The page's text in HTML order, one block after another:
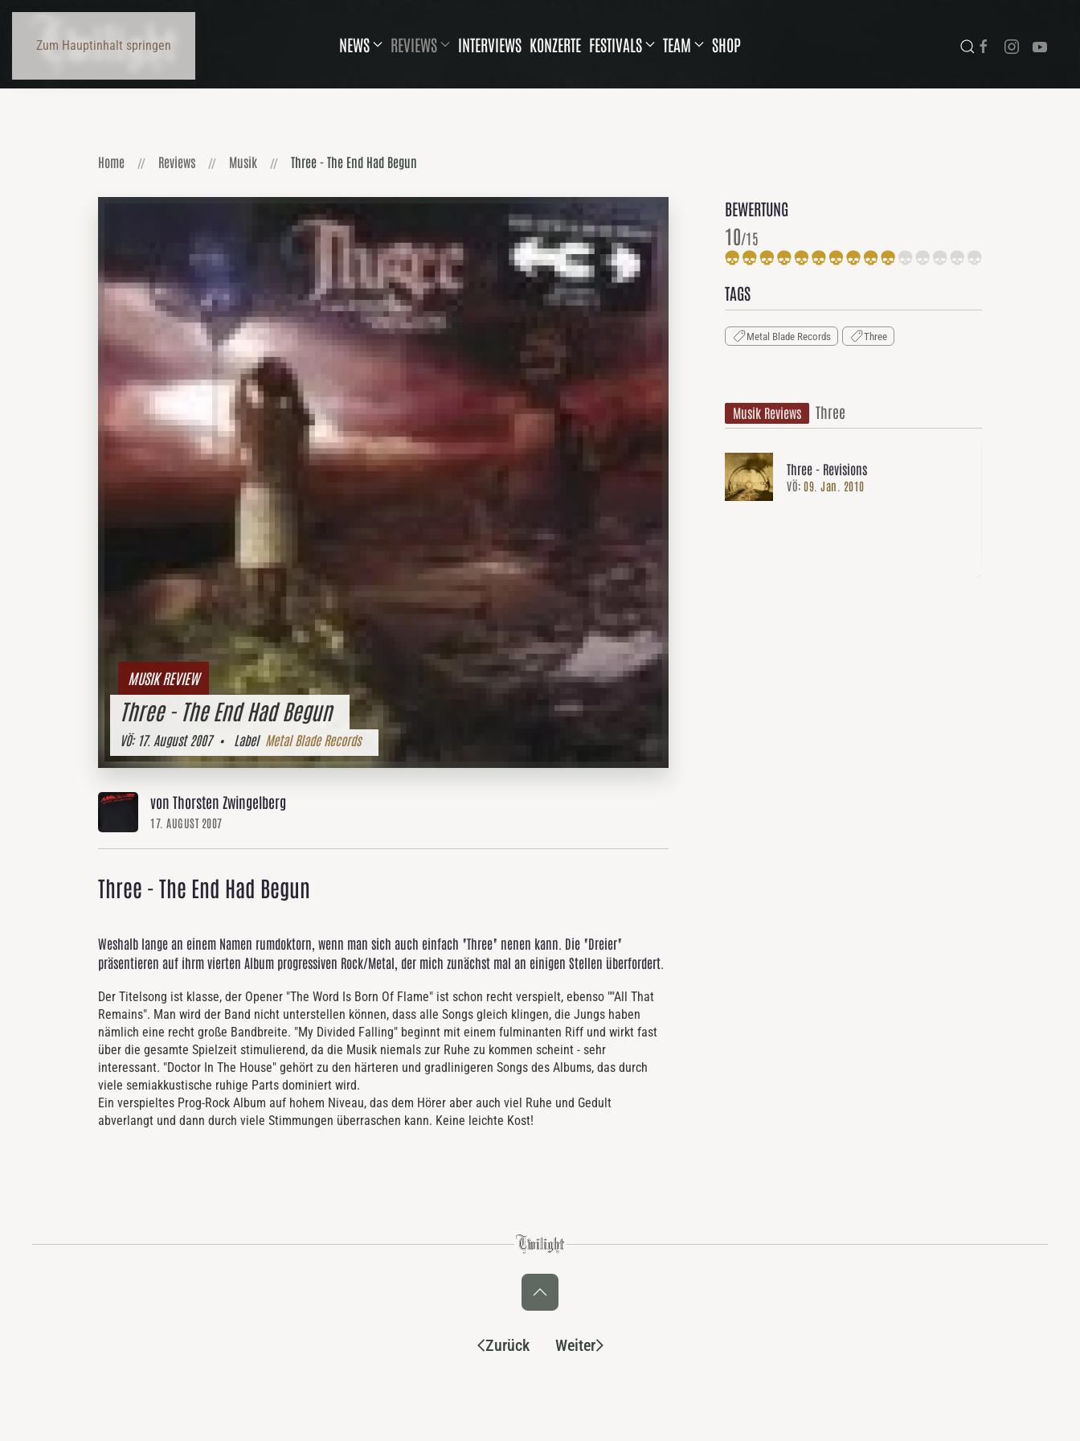
Zum Hauptinhalt springen NEWS REVIEWS INTERVIEWS KONZERTE FESTIVALS TEAM SHOP
Home Reviews Musik Three - The End Had Begun
MUSIK REVIEW
Three - The End Had Begun
VÖ:17. August 2007• Label Metal Blade Records
von Thorsten Zwingelberg
17. AUGUST 2007
Three - The End Had Begun
Weshalb lange an einem Namen rumdoktorn, wenn man sich auch einfach "Three" nenen kann. Die "Dreier"
präsentieren auf ihrm vierten Album progressiven Rock/Metal, der mich zunächst mal an einigen Stellen überfordert.
Der Titelsong ist klasse, der Opener "The Word Is Born Of Flame" ist schon recht verspielt, ebenso ""All That
Remains". Man wird der Band nicht unterstellen können, dass alle Songs gleich klingen, die Jungs haben
nämlich eine recht große Bandbreite. "My Divided Falling" beginnt mit einem fulminanten Riff und wirkt fast
über die gesamte Spielzeit stimulierend, da die Musik niemals zur Ruhe zu kommen scheint - sehr
interessant. "Doctor In The House" gehört zu den härteren und gradlinigeren Songs des Albums, das durch
viele semiakkustische ruhige Parts dominiert wird.
Ein verspieltes Prog-Rock Album auf hohem Niveau, das dem Hörer aber auch viel Ruhe und Gedult
abverlangt und dann durch viele Stimmungen überraschen kann. Keine leichte Kost!
BEWERTUNG
10/15
TAGS
Metal Blade Records Three
Musik Reviews Three
Three - Revisions
VÖ: 09. Jan. 2010
Zurück Weiter